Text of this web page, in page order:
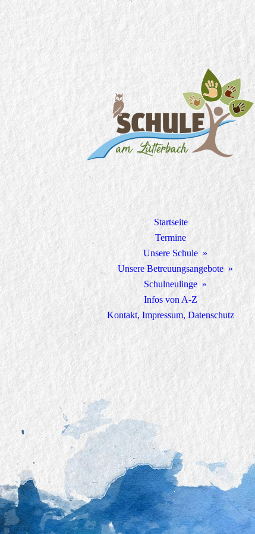
Startseite
Termine
Unsere Schule
Unsere Betreuungsangebote
Schulneulinge
Infos von A-Z
Kontakt, Impressum, Datenschutz